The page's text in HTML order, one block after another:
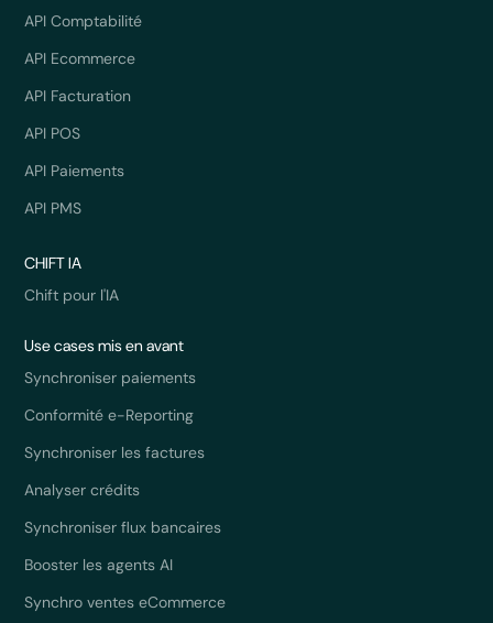
API Comptabilité
API Ecommerce
API Facturation
API POS
API Paiements
API PMS
CHIFT IA
Chift pour l'IA
Use cases mis en avant
Synchroniser paiements
Conformité e-Reporting
Synchroniser les factures
Analyser crédits
Synchroniser flux bancaires
Booster les agents AI
Synchro ventes eCommerce